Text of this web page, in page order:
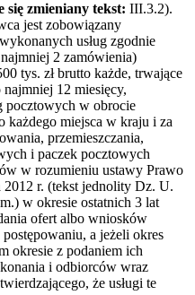
zmieniany tekst: III.3.2).
jest zobowiązany
usług zgodnie
2 zamówienia)
tys. zł brutto każde, trwające
12 miesięcy,
pocztowych w obrocie
każdego miejsca w kraju i za
przemieszczania,
i paczek pocztowych
w rozumieniu ustawy Prawo
2012 r. (tekst jednolity Dz. U.
w okresie ostatnich 3 lat
ofert albo wniosków
a jeżeli okres
okresie z podaniem ich
i odbiorców wraz
że usługi te